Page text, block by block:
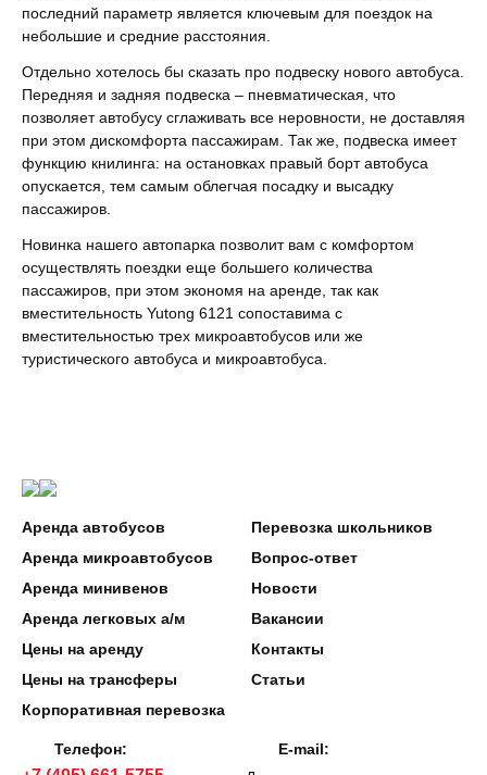
последний параметр является ключевым для поездок на
небольшие и средние расстояния.
Отдельно хотелось бы сказать про подвеску нового автобуса.
Передняя и задняя подвеска – пневматическая, что
позволяет автобусу сглаживать все неровности, не доставляя
при этом дискомфорта пассажирам. Так же, подвеска имеет
функцию книлинга: на остановках правый борт автобуса
опускается, тем самым облегчая посадку и высадку
пассажиров.
Новинка нашего автопарка позволит вам с комфортом
осуществлять поездки еще большего количества
пассажиров, при этом экономя на аренде, так как
вместительность Yutong 6121 сопоставима с
вместительностью трех микроавтобусов или же
туристического автобуса и микроавтобуса.
Аренда автобусов
Аренда микроавтобусов
Аренда минивенов
Аренда легковых а/м
Цены на аренду
Цены на трансферы
Корпоративная перевозка
Перевозка школьников
Вопрос-ответ
Новости
Вакансии
Контакты
Статьи
Телефон:
E-mail: